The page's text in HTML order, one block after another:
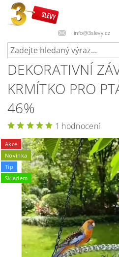
info@3slevy.cz
DEKORATIVNÍ
KRMÍTKO PRO
46%
1 hodnocení
Akce
Novinka
Tip
Skladem